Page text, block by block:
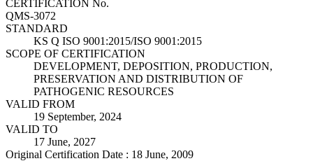
CERTIFICATION No.
QMS-3072
STANDARD
KS Q ISO 9001:2015/ISO 9001:2015
SCOPE OF CERTIFICATION
DEVELOPMENT, DEPOSITION, PRODUCTION,
PRESERVATION AND DISTRIBUTION OF
PATHOGENIC RESOURCES
VALID FROM
19 September, 2024
VALID TO
17 June, 2027
Original Certification Date : 18 June, 2009